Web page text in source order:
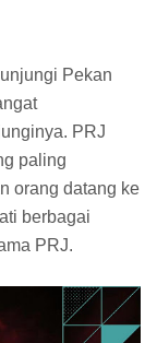
Pekan
PRJ
paling
orang datang ke
berbagai
PRJ.